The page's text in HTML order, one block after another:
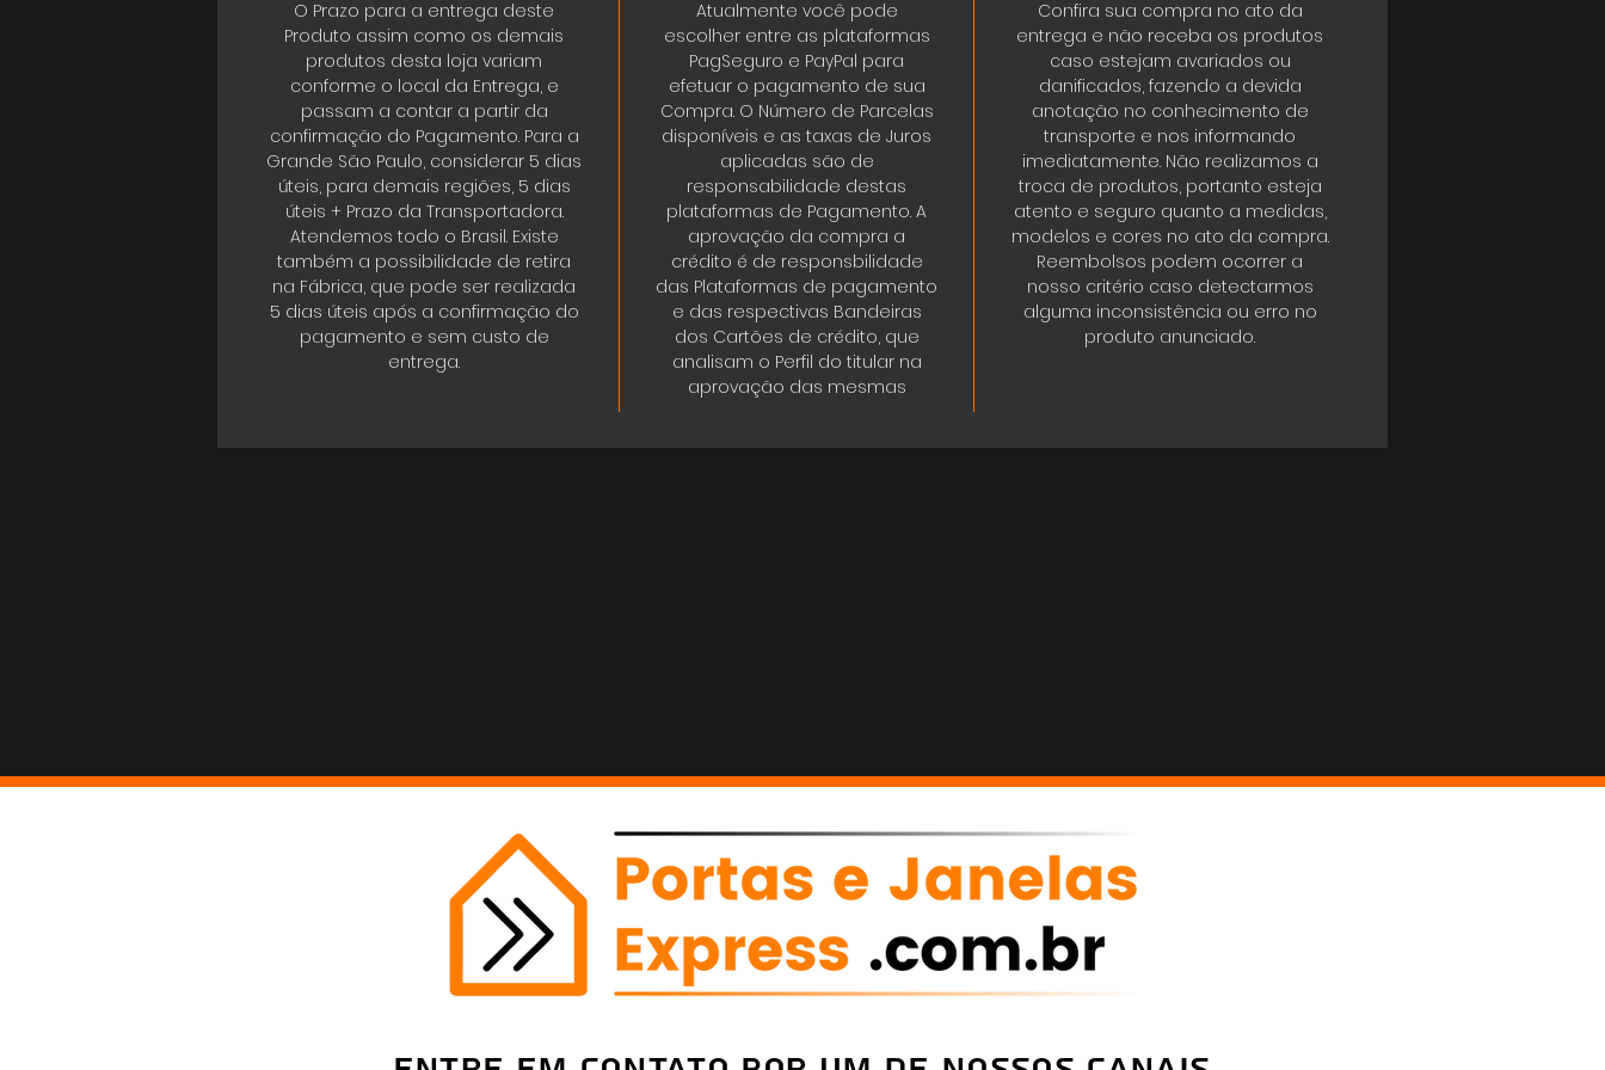
O Prazo para a entrega deste
Produto assim como os demais
produtos desta loja variam
conforme o local da Entrega, e
passam a contar a partir da
confirmação do Pagamento. Para a
Grande São Paulo, considerar 5 dias
úteis, para demais regiões, 5 dias
úteis + Prazo da Transportadora.
Atendemos todo o Brasil. Existe
também a possibilidade de retira
na Fábrica, que pode ser realizada
5 dias úteis após a confirmação do
pagamento e sem custo de
entrega.
Atualmente você pode
escolher entre as plataformas
PagSeguro e PayPal para
efetuar o pagamento de sua
Compra. O Número de Parcelas
disponíveis e as taxas de Juros
aplicadas são de
responsabilidade destas
plataformas de Pagamento. A
aprovação da compra a
crédito é de responsbilidade
das Plataformas de pagamento
e das respectivas Bandeiras
dos Cartões de crédito, que
analisam o Perfil do titular na
aprovação das mesmas
Confira sua compra no ato da
entrega e não receba os produtos
caso estejam avariados ou
danificados, fazendo a devida
anotação no conhecimento de
transporte e nos informando
imediatamente. Não realizamos a
troca de produtos, portanto esteja
atento e seguro quanto a medidas,
modelos e cores no ato da compra.
Reembolsos podem ocorrer a
nosso critério caso detectarmos
alguma inconsistência ou erro no
produto anunciado.